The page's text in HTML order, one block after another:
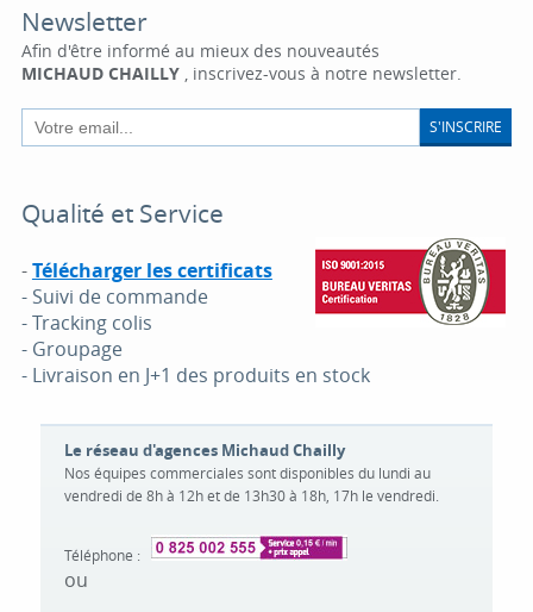
Newsletter
Afin d'être informé au mieux des nouveautés
MICHAUD CHAILLY, inscrivez-vous à notre newsletter.
S'INSCRIRE
Qualité et Service
-Télécharger les certificats
- Suivi de commande
- Tracking colis
- Groupage
- Livraison en J+1 des produits en stock
Le réseau d'agences Michaud Chailly
Nos équipes commerciales sont disponibles du lundi au
vendredi de 8h à 12h et de 13h30 à 18h, 17h le vendredi.
Téléphone :
ou